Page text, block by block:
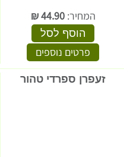
המחיר:44.90
₪
הוסף לסל
פרטים נוספים
זעפרן ספרדי טהור